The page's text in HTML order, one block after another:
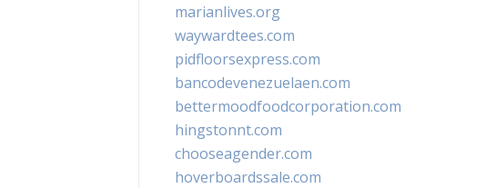
marianlives.org
waywardtees.com
pidfloorsexpress.com
bancodevenezuelaen.com
bettermoodfoodcorporation.com
hingstonnt.com
chooseagender.com
hoverboardssale.com